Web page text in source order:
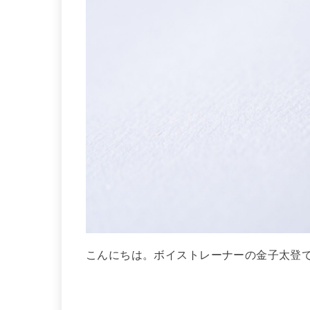
こんにちは。ボイストレーナーの金子太登